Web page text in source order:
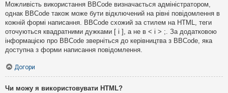
Можливість використання BBCode визначається адміністратором,
однак BBCode також може бути відключений на рівні повідомлення в
кожній формі написання. BBCode схожий за стилем на HTML, теги
оточуються квадратними дужками [ і ], а не в < і > ;. За додатковою
інформацією про BBCode зверніться до керівництва з BBCode, яка
доступна з форми написання повідомлення.
Догори
Чи можу я використовувати HTML?